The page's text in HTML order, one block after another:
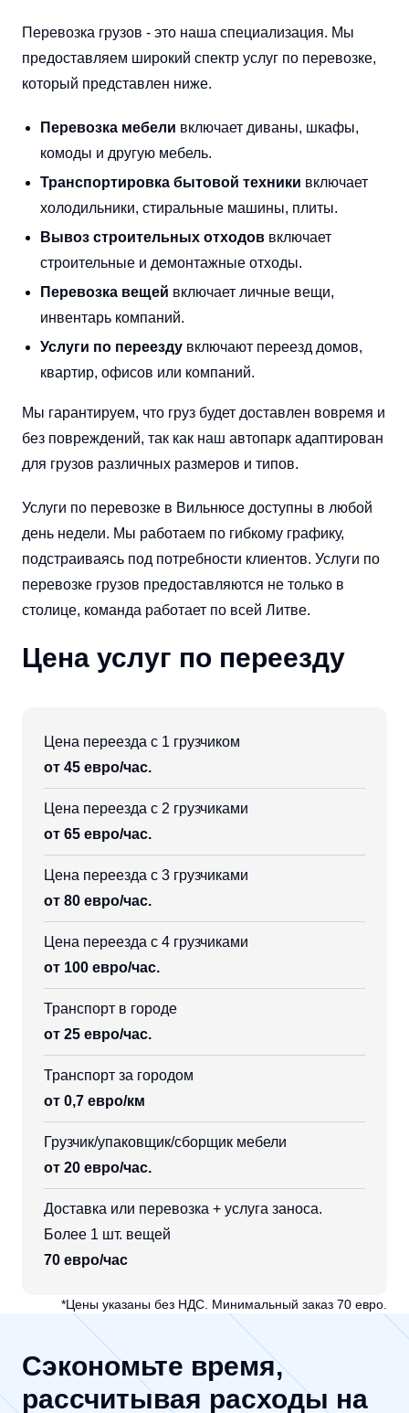
Перевозка грузов - это наша специализация. Мы
предоставляем широкий спектр услуг по перевозке,
который представлен ниже.
Перевозка мебели включает диваны, шкафы,
комоды и другую мебель.
Транспортировка бытовой техники включает
холодильники, стиральные машины, плиты.
Вывоз строительных отходов включает
строительные и демонтажные отходы.
Перевозка вещей включает личные вещи,
инвентарь компаний.
Услуги по переезду включают переезд домов,
квартир, офисов или компаний.
Мы гарантируем, что груз будет доставлен вовремя и
без повреждений, так как наш автопарк адаптирован
для грузов различных размеров и типов.
Услуги по перевозке в Вильнюсе доступны в любой
день недели. Мы работаем по гибкому графику,
подстраиваясь под потребности клиентов. Услуги по
перевозке грузов предоставляются не только в
столице, команда работает по всей Литве.
Цена услуг по переезду
Цена переезда с 1 грузчиком
от 45 евро/час.
Цена переезда с 2 грузчиками
от 65 евро/час.
Цена переезда с 3 грузчиками
от 80 евро/час.
Цена переезда с 4 грузчиками
от 100 евро/час.
Транспорт в городе
от 25 евро/час.
Транспорт за городом
от 0,7 евро/км
Грузчик/упаковщик/сборщик мебели
от 20 евро/час.
Доставка или перевозка + услуга заноса.
Более 1 шт. вещей
70 евро/час
*Цены указаны без НДС. Минимальный заказ 70 евро.
Сэкономьте время,
рассчитывая расходы на